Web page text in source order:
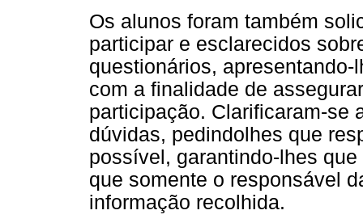
Os alunos foram também
participar e esclarecidos
questionários,
com a finalidade de
participação. Clarificaram-se
dúvidas, pedindolhes que
possível, garantindo-lhes
que somente o responsável
informação recolhida.